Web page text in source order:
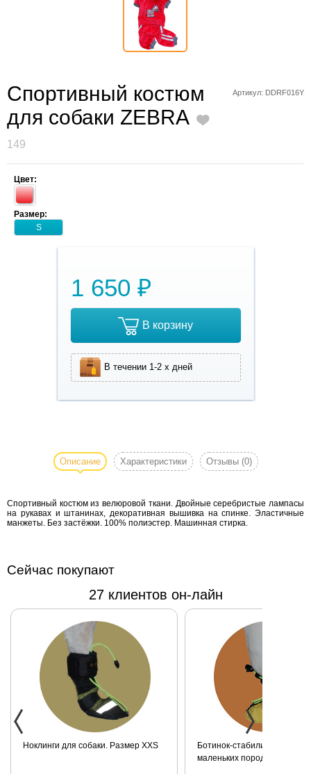
Артикул: DDRF016Y
Спортивный костюм
для собаки ZEBRA
149
Цвет:
Размер:
S
1 650 ₽
В корзину
В течении 1-2 х дней
ZEBRA из
ткани.
Двойные
рукавах и
вышивка на
Эластичные
манжеты.
застёжки.
полиэстер.
Машинная
стирка.
Описание Характеристики Отзывы (0)
Спортивный костюм из велюровой ткани. Двойные серебристые лампасы
на рукавах и штанинах, декоративная вышивка на спинке. Эластичные
манжеты. Без застёжки. 100% полиэстер. Машинная стирка.
Сейчас покупают
27 клиентов он-лайн
Ноклинги для собаки. Размер XXS
Ботинок-стабилизатор для
маленьких пород для